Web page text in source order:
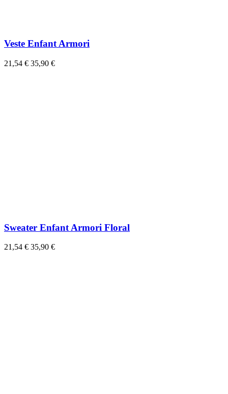
Veste Enfant Armori
21,54 € 35,90 €
Sweater Enfant Armori Floral
21,54 € 35,90 €